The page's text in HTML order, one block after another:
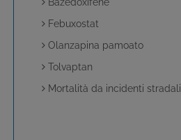
Febuxostat
Olanzapina pamoato
Tolvaptan
Mortalità da incidenti stradali